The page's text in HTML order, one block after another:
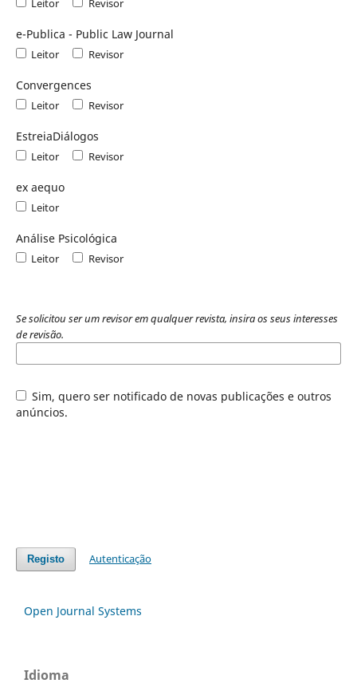
Leitor Revisor
e-Publica - Public Law Journal
Leitor Revisor
Convergences
Leitor Revisor
EstreiaDiálogos
Leitor Revisor
ex aequo
Leitor
Análise Psicológica
Leitor Revisor
Se solicitou ser um revisor em qualquer revista, insira os seus interesses
de revisão.
Sim, quero ser notificado de novas publicações e outros
anúncios.
Registo Autenticação
Open Journal Systems
Idioma